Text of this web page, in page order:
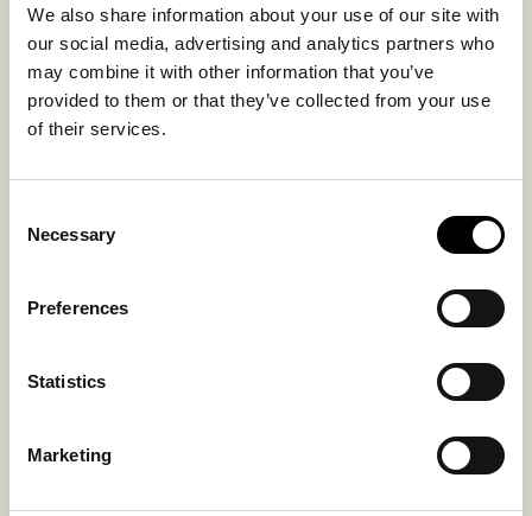
We also share information about your use of our site with
our social media, advertising and analytics partners who
may combine it with other information that you’ve
provided to them or that they’ve collected from your use
of their services.
Selection
Necessary
Preferences
Statistics
Marketing
Rund dækkeserviet i filtede uld ø36
Rund dækkeserviet i filtede uld ø36